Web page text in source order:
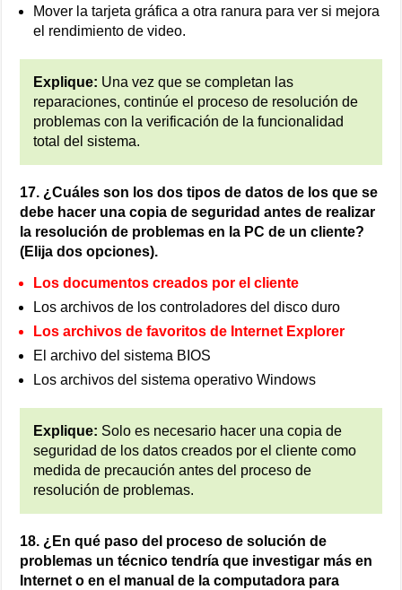
Mover la tarjeta gráfica a otra ranura para ver si mejora
el rendimiento de video.
Explique: Una vez que se completan las
reparaciones, continúe el proceso de resolución de
problemas con la verificación de la funcionalidad
total del sistema.
17. ¿Cuáles son los dos tipos de datos de los que se
debe hacer una copia de seguridad antes de realizar
la resolución de problemas en la PC de un cliente?
(Elija dos opciones).
Los documentos creados por el cliente
Los archivos de los controladores del disco duro
Los archivos de favoritos de Internet Explorer
El archivo del sistema BIOS
Los archivos del sistema operativo Windows
Explique: Solo es necesario hacer una copia de
seguridad de los datos creados por el cliente como
medida de precaución antes del proceso de
resolución de problemas.
18. ¿En qué paso del proceso de solución de
problemas un técnico tendría que investigar más en
Internet o en el manual de la computadora para